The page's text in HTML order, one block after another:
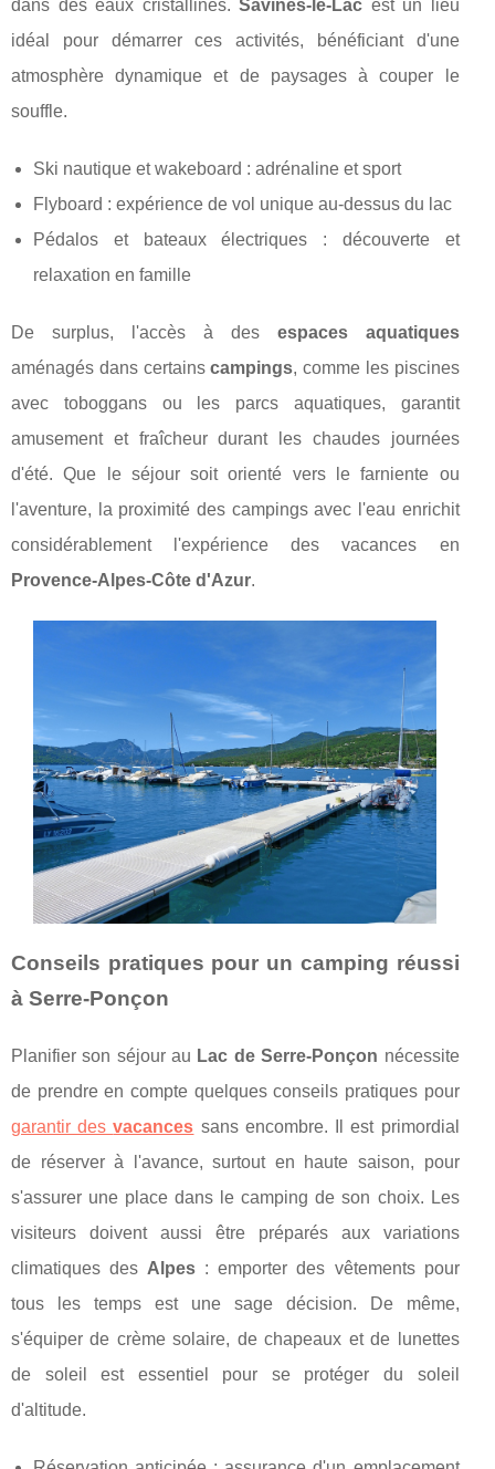
dans des eaux cristallines.Savines-le-Lac est un lieu
idéal pour démarrer ces activités, bénéficiant d'une
atmosphère dynamique et de paysages à couper le
souffle.
Ski nautique et wakeboard : adrénaline et sport
Flyboard : expérience de vol unique au-dessus du lac
Pédalos et bateaux électriques : découverte et
relaxation en famille
De surplus, l'accès à des espaces aquatiques
aménagés dans certainscampings, comme les piscines
avec toboggans ou les parcs aquatiques, garantit
amusement et fraîcheur durant les chaudes journées
d'été. Que le séjour soit orienté vers le farniente ou
l'aventure, la proximité des campings avec l'eau enrichit
considérablement l'expérience des vacances en
Provence-Alpes-Côte d'Azur.
Conseils pratiques pour un camping réussi
à Serre-Ponçon
Planifier son séjour au Lac de Serre-Ponçon nécessite
de prendre en compte quelques conseils pratiques pour
garantir desvacances sans encombre. Il est primordial
de réserver à l'avance, surtout en haute saison, pour
s'assurer une place dans le camping de son choix. Les
visiteurs doivent aussi être préparés aux variations
climatiques des Alpes : emporter des vêtements pour
tous les temps est une sage décision. De même,
s'équiper de crème solaire, de chapeaux et de lunettes
de soleil est essentiel pour se protéger du soleil
d'altitude.